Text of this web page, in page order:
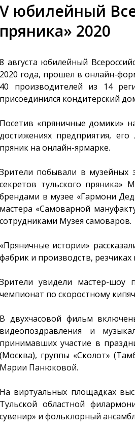
V юбилейный
пряника» 2020
8 августа юбилейный
2020 года, прошел в онлайн-
40 производителей из 14
присоединился кондитерский
Посетив «пряничные домики»
достижениях предприятия,
пряник на онлайн-ярмарке.
Зрители побывали в музейных
секретов тульского пряника»
брендами в музее «Гармони
мастера «Самоварной
сотрудниками Музея самоваров.
«Пряничные истории»
фабрик и производств,
Зрители увидели мастер-шоу
чемпионат по скоростному
В двухчасовой фильм
видеопоздравления и
принимавших участие в
(Москва), группы «Сколот»
Марии Панюковой.
На виртуальных площадках
Тульской областной
сувенир» и фольклорный